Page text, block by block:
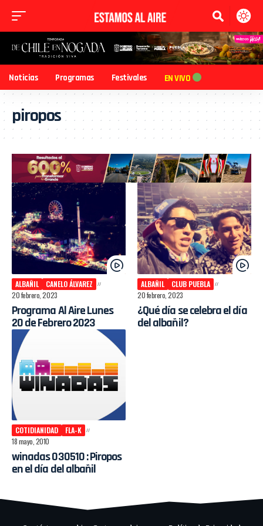
Noticias Programas Festivales EN VIVO
piropos
ALBAÑIL
CANELO ÁLVAREZ
20 febrero, 2023
Programa Al Aire Lunes
20 de Febrero 2023
ALBAÑIL
CLUB PUEBLA
20 febrero, 2023
¿Qué día se celebra el día
del albañil?
COTIDIANIDAD
FLA-K
18 mayo, 2010
winadas 030510 : Piropos
en el día del albañil